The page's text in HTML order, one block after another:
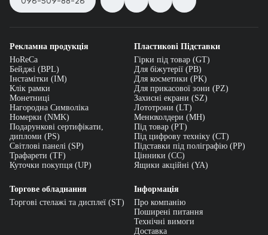
Рекламна продукція
HoReCa
Бейджі (BPL)
Інстамітки (IM)
Клік рамки
Монетниці
Нагородна Символіка
Номерки (NMK)
Подарункові сертифікати,
дипломи (PS)
Світлові панелі (SP)
Трафарети (TF)
Куточки покупця (UP)
Пластикові Підставки
Гірки під товар (GT)
Для біжутерії (PB)
Для косметики (PK)
Для прикасової зони (PZ)
Захисні екрани (SZ)
Лототрони (LT)
Менюхолдери (MH)
Під товар (PT)
Під цифрову техніку (CT)
Підставки під поліграфію (PP)
Цінники (СС)
Ящики акційні (YA)
Торгове обладнання
Торгові стелажі та дисплеї (ST)
Інформація
Про компанію
Поширені питання
Технічні вимоги
Доставка